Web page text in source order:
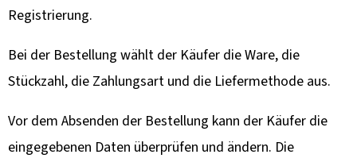
Registrierung.
Bei der Bestellung wählt der Käufer die Ware, die
Stückzahl, die Zahlungsart und die Liefermethode aus.
Vor dem Absenden der Bestellung kann der Käufer die
eingegebenen Daten überprüfen und ändern. Die